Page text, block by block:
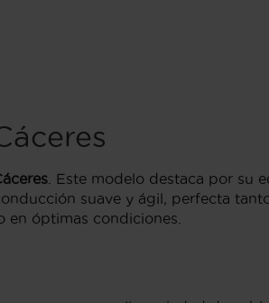
. Este modelo destaca por su
suave y ágil, perfecta
en óptimas condiciones.